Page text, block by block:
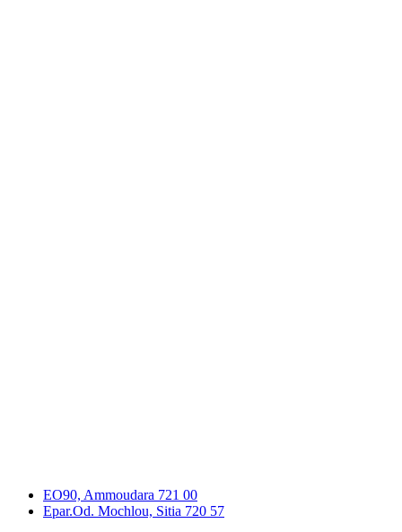
EO90, Ammoudara 721 00
Epar.Od. Mochlou, Sitia 720 57